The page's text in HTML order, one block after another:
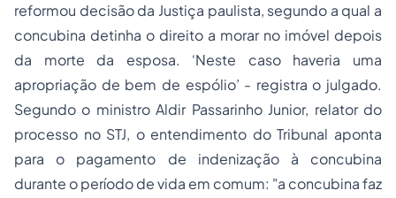
reformou decisão da Justiça paulista, segundo a qual a
concubina detinha o direito a morar no imóvel depois
da morte da esposa. ‘Neste caso haveria uma
apropriação de bem de espólio’ - registra o julgado.
Segundo o ministro Aldir Passarinho Junior, relator do
processo no STJ, o entendimento do Tribunal aponta
para o pagamento de indenização à concubina
durante o período de vida em comum: "a concubina faz